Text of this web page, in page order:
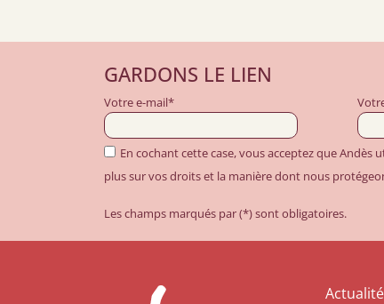
GARDONS LE LIEN
Votre e-mail*
En cochant cette case, vous acceptez que
plus sur vos droits et la manière dont nous
Les champs marqués par (*) sont obligatoires.